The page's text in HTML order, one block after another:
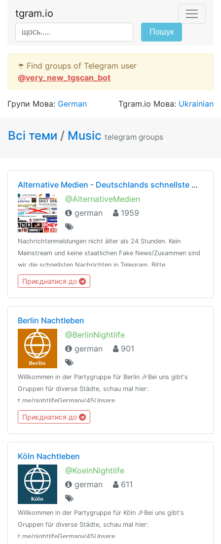
tgram.io
Пошук
☂️ Find groups of Telegram user
@very_new_tgscan_bot
Групи Мова: German Tgram.io Мова: Ukrainian
Всі теми / Music telegram groups
Alternative Medien - Deutschlands schnellste Nachrichten sind investigativ, fair und unzensiert
@AlternativeMedien
german
1959
Nachrichtenmeldungen nicht älter als 24 Stunden. Kein
Mainstream und keine staatlichen Fake News!Zusammen sind
wir die schnellsten Nachrichten in Telegram. Bitte
zugelassene Infoquellen
beachten:https://telegra.ph/Alternative-Medien-03-13
Приєднатися до
Berlin Nachtleben
@BerlinNightlife
german
901
Willkommen in der Partygruppe für Berlin 🎉Bei uns gibt's
Gruppen für diverse Städte, schau mal hier:
t.me/nightlifeGermany/45Unsere
Regeln:t.me/nightlifeGermany/44Offtopic
Gruppe:https://t.me/NightlifeGermanySandbox
Приєднатися до
Köln Nachtleben
@KoelnNightlife
german
611
Willkommen in der Partygruppe für Köln 🎉Bei uns gibt's
Gruppen für diverse Städte, schau mal hier:
t.me/nightlifeGermany/45Unsere